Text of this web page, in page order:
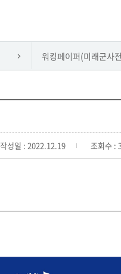
워킹페이퍼(미래군사
작성일 : 2022.12.19 조회수 :